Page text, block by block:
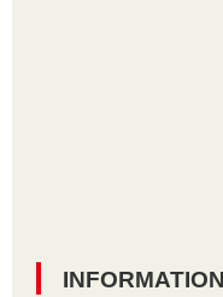
INFORMATION